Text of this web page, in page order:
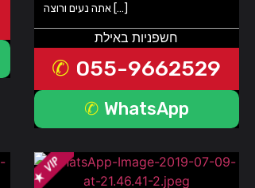
אתה נעים ורוצה […]
חשפניות באילת
055-9662529
WhatsApp